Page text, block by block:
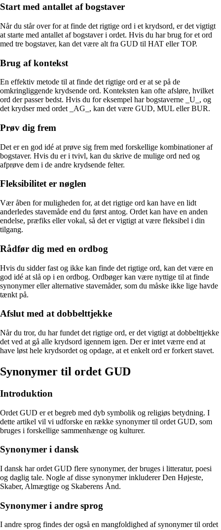
Start med antallet af bogstaver
Når du står over for at finde det rigtige ord i et krydsord, er det vigtigt
at starte med antallet af bogstaver i ordet. Hvis du har brug for et ord
med tre bogstaver, kan det være alt fra GUD til HAT eller TOP.
Brug af kontekst
En effektiv metode til at finde det rigtige ord er at se på de
omkringliggende krydsende ord. Konteksten kan ofte afsløre, hvilket
ord der passer bedst. Hvis du for eksempel har bogstaverne _U_, og
det krydser med ordet _AG_, kan det være GUD, MUL eller BUR.
Prøv dig frem
Det er en god idé at prøve sig frem med forskellige kombinationer af
bogstaver. Hvis du er i tvivl, kan du skrive de mulige ord ned og
afprøve dem i de andre krydsende felter.
Fleksibilitet er nøglen
Vær åben for muligheden for, at det rigtige ord kan have en lidt
anderledes stavemåde end du først antog. Ordet kan have en anden
endelse, præfiks eller vokal, så det er vigtigt at være fleksibel i din
tilgang.
Rådfør dig med en ordbog
Hvis du sidder fast og ikke kan finde det rigtige ord, kan det være en
god idé at slå op i en ordbog. Ordbøger kan være nyttige til at finde
synonymer eller alternative stavemåder, som du måske ikke lige havde
tænkt på.
Afslut med at dobbelttjekke
Når du tror, du har fundet det rigtige ord, er det vigtigt at dobbelttjekke
det ved at gå alle krydsord igennem igen. Der er intet værre end at
have løst hele krydsordet og opdage, at et enkelt ord er forkert stavet.
Synonymer til ordet GUD
Introduktion
Ordet GUD er et begreb med dyb symbolik og religiøs betydning. I
dette artikel vil vi udforske en række synonymer til ordet GUD, som
bruges i forskellige sammenhænge og kulturer.
Synonymer i dansk
I dansk har ordet GUD flere synonymer, der bruges i litteratur, poesi
og daglig tale. Nogle af disse synonymer inkluderer Den Højeste,
Skaber, Almægtige og Skaberens Ånd.
Synonymer i andre sprog
I andre sprog findes der også en mangfoldighed af synonymer til ordet